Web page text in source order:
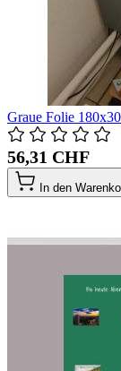
Graue Folie
56,31 CHF
In den